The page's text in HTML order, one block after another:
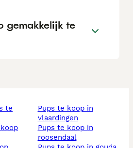
gemakkelijk te
pups te koop in
vlaardingen
pups te koop in
roosendaal